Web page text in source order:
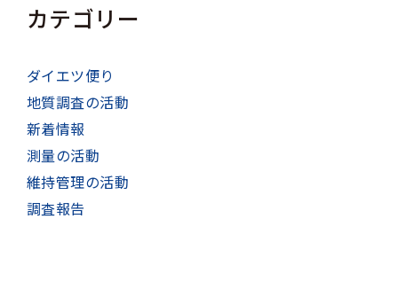
カテゴリー
ダイエツ便り
地質調査の活動
新着情報
測量の活動
維持管理の活動
調査報告